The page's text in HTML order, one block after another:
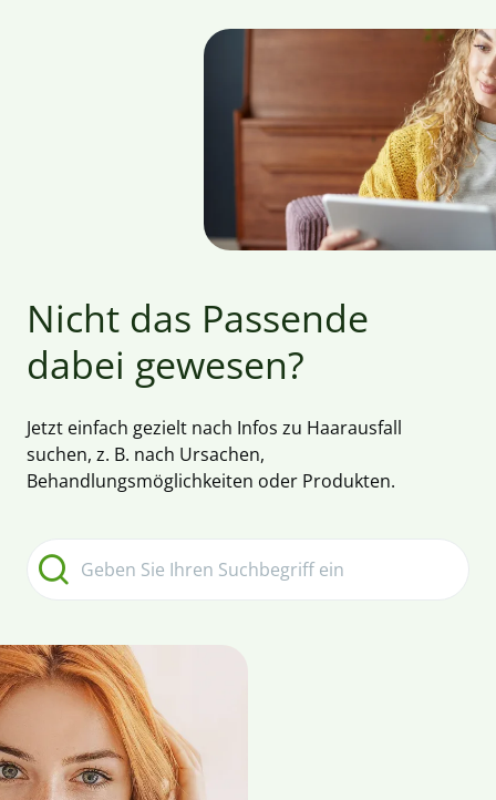
Nicht das Passende
dabei gewesen?
Jetzt einfach gezielt nach Infos zu Haarausfall
suchen, z. B. nach Ursachen,
Behandlungsmöglichkeiten oder Produkten.